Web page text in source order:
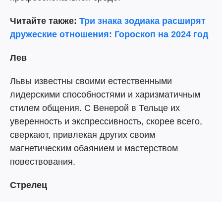
Читайте также: Три знака зодиака расширят
дружеские отношения: Гороскоп на 2024 год
Лев
Львы известны своими естественными
лидерскими способностями и харизматичным
стилем общения. С Венерой в Тельце их
уверенность и экспрессивность, скорее всего,
сверкают, привлекая других своим
магнетическим обаянием и мастерством
повествования.
Стрелец